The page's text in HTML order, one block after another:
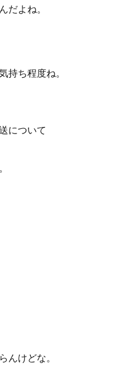
だよね。
持ち程度ね。
について
んけどな。